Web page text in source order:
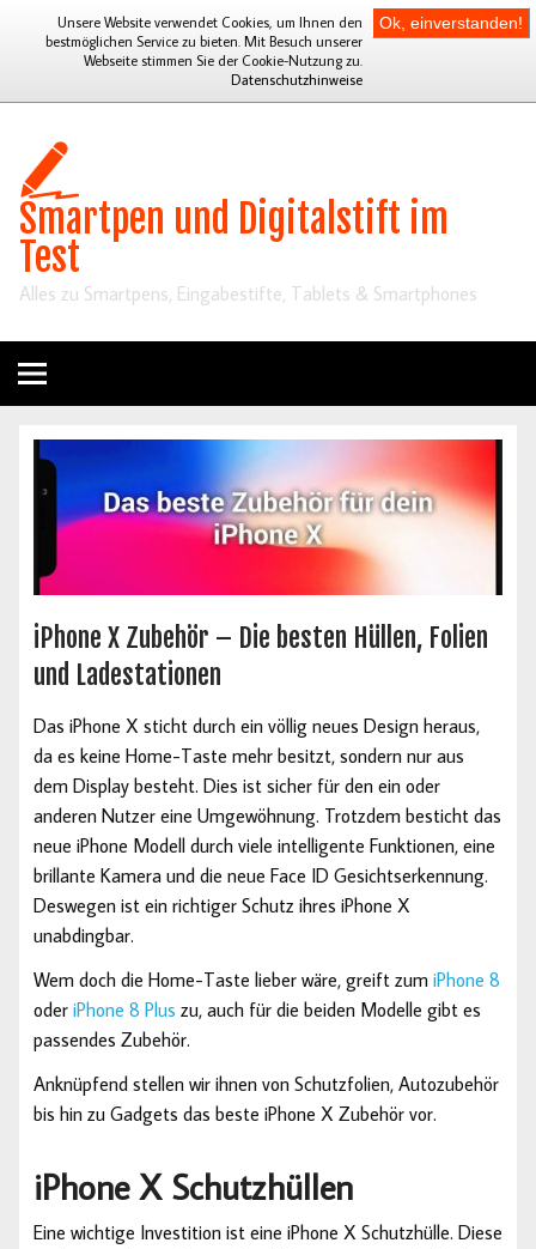
Unsere Website verwendet Cookies, um Ihnen den
bestmöglichen Service zu bieten. Mit Besuch unserer
Webseite stimmen Sie der Cookie-Nutzung zu.
Datenschutzhinweise
Ok, einverstanden!
Smartpen und Digitalstift im
Test
Alles zu Smartpens, Eingabestifte, Tablets & Smartphones
iPhone X Zubehör – Die besten Hüllen, Folien
und Ladestationen
Das iPhone X sticht durch ein völlig neues Design heraus,
da es keine Home-Taste mehr besitzt, sondern nur aus
dem Display besteht. Dies ist sicher für den ein oder
anderen Nutzer eine Umgewöhnung. Trotzdem besticht das
neue iPhone Modell durch viele intelligente Funktionen, eine
brillante Kamera und die neue Face ID Gesichtserkennung.
Deswegen ist ein richtiger Schutz ihres iPhone X
unabdingbar.
Wem doch die Home-Taste lieber wäre, greift zum iPhone 8
oder iPhone 8 Plus zu, auch für die beiden Modelle gibt es
passendes Zubehör.
Anknüpfend stellen wir ihnen von Schutzfolien, Autozubehör
bis hin zu Gadgets das beste iPhone X Zubehör vor.
iPhone X Schutzhüllen
Eine wichtige Investition ist eine iPhone X Schutzhülle. Diese